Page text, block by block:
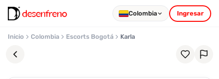
Colombia Ingresar
Inicio Colombia Escorts Bogotá Karla